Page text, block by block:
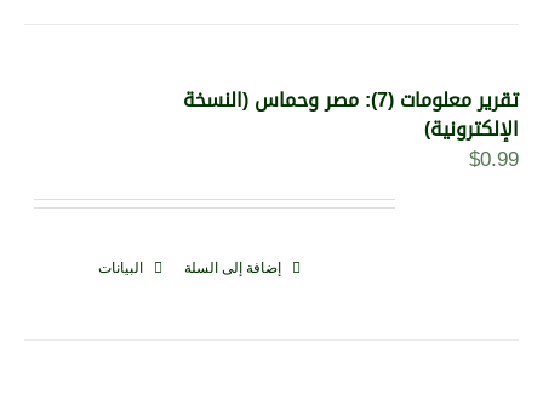
تقرير معلومات (7): مصر وحماس (النسخة
الإلكترونية)
$0.99
إضافة إلى السلة البيانات